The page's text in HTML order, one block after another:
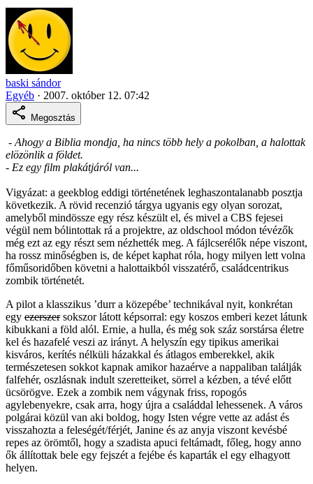
baski sándor
Egyéb · 2007. október 12. 07:42
Megosztás
- Ahogy a Biblia mondja, ha nincs több hely a pokolban, a halottak
elözönlik a földet.
- Ez egy film plakátjáról van...
Vigyázat: a geekblog eddigi történetének leghaszontalanabb posztja
következik. A rövid recenzió tárgya ugyanis egy olyan sorozat,
amelyből mindössze egy rész készült el, és mivel a CBS fejesei
végül nem bólintottak rá a projektre, az oldschool módon tévézők
még ezt az egy részt sem nézhették meg. A fájlcserélők népe viszont,
ha rossz minőségben is, de képet kaphat róla, hogy milyen lett volna
főműsoridőben követni a halottaikból visszatérő, családcentrikus
zombik történetét.
A pilot a klasszikus ’durr a közepébe’ technikával nyit, konkrétan
egy ezerszersokszor látott képsorral: egy koszos emberi kezet látunk
kibukkani a föld alól. Ernie, a hulla, és még sok száz sorstársa életre
kel és hazafelé veszi az irányt. A helyszín egy tipikus amerikai
kisváros, kerítés nélküli házakkal és átlagos emberekkel, akik
természetesen sokkot kapnak amikor hazaérve a nappaliban találják
falfehér, oszlásnak indult szeretteiket, sörrel a kézben, a tévé előtt
ücsörögve. Ezek a zombik nem vágynak friss, ropogós
agylebenyekre, csak arra, hogy újra a családdal lehessenek. A város
polgárai közül van aki boldog, hogy Isten végre vette az adást és
visszahozta a feleségét/férjét, Janine és az anyja viszont kevésbé
repes az örömtől, hogy a szadista apuci feltámadt, főleg, hogy anno
ők állítottak bele egy fejszét a fejébe és kaparták el egy elhagyott
helyen.